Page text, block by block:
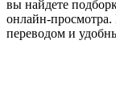
вы найдете
онлайн-
переводом и